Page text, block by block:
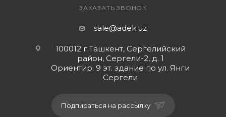
ЗАКАЗАТЬ ЗВОНОК
sale@adek.uz
100012 г.Ташкент, Сергелийский
район, Сергели-2, д. 1
Ориентир: 9 эт. здание по ул. Янги
Сергели
Подписаться на рассылку